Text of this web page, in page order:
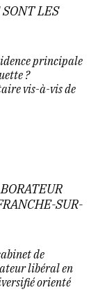
LES
principale
?
vis-à-vis de
SUR-
de
libéral en
orienté